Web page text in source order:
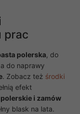
prac
polerska, do
a do naprawy
. Zobacz też środki
efekt
i zamów
blask na lata.